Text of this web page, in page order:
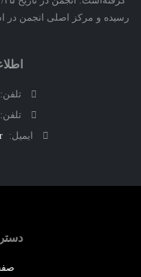
و مرکز اصلی انجمن در استان
اطلاعات
تلفن:
021-88424345
تلفن:
021-88430313
ایمیل:
دسترسی
صفحه